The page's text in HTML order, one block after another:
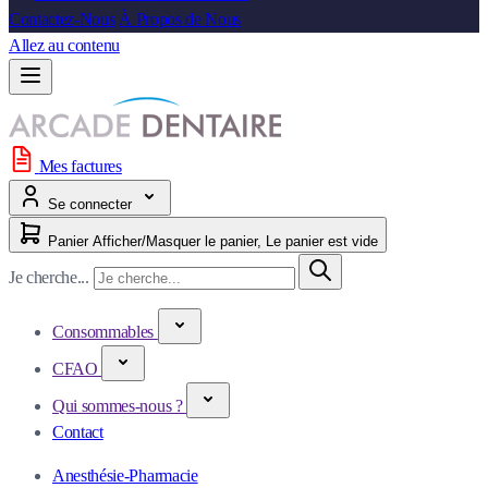
Contactez-Nous À Propos de Nous
Allez au contenu
Mes factures
Se connecter
Panier Afficher/Masquer le panier, Le panier est vide
Je cherche...
Consommables
CFAO
Qui sommes-nous ?
Contact
Anesthésie-Pharmacie